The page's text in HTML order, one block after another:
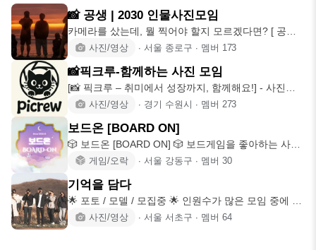
📸 공생 | 2030 인물사진모임
카메라를 샀는데, 뭘 찍어야 할지 모르겠다면? [ 공생 ]
은 사진을
사진/영상 ∙ 서울 종로구 ∙ 멤버 173
📸픽크루-함께하는 사진 모임
[📸 픽크루 – 취미에서 성장까지, 함께해요!] - 사진취
미로 함께 성장
사진/영상 ∙ 경기 수원시 ∙ 멤버 273
보드온 [BOARD ON]
🎲 보드온 [BOARD ON] 🎲 보드게임을 좋아하는 사람
들이 모여 재미
게임/오락 ∙ 서울 강동구 ∙ 멤버 30
기억을 담다
🌟 포토 / 모델 / 모집중 🌟 인원수가 많은 모임 중에 출
사 이외에
사진/영상 ∙ 서울 서초구 ∙ 멤버 64